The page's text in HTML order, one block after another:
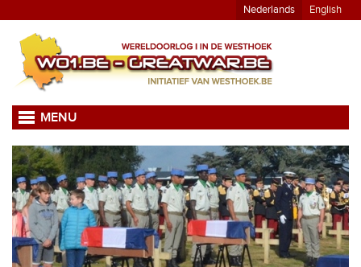
Nederlands English
MENU